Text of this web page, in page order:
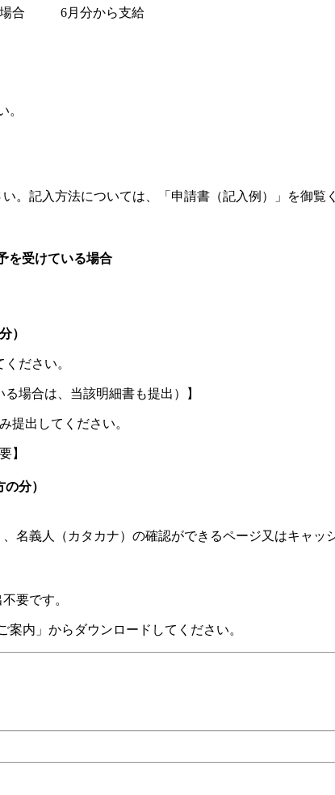
合
6月分から支給
。
。記入方法については、「申請書（記入例）」を御覧
を受けている場合
）
ださい。
場合は、当該明細書も提出）】
提出してください。
】
分）
名義人（カタカナ）の確認ができるページ又はキャッ
要です。
内」からダウンロードしてください。